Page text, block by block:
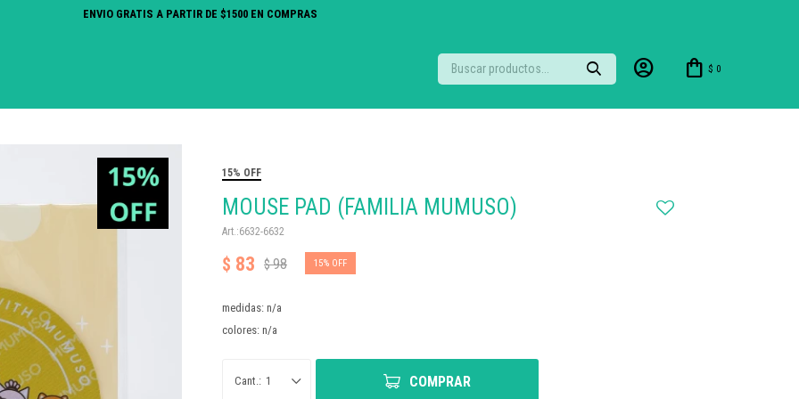
ENVIO GRATIS A PARTIR DE $1500 EN COMPRAS
$ 0
15% OFF
MOUSE PAD (FAMILIA MUMUSO)
6632-6632
$ 83 $98 15
medidas: n/a
colores: n/a
1 COMPRAR